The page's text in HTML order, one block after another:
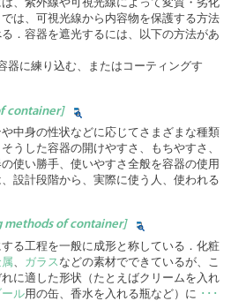
は、可視光線から内容物を保護する方法
る．容器を遮光するには、以下の方法があ
器に練り込む、またはコーティングす
container]
中身の性状などに応じてさまざまな種類
うした容器の開けやすさ、もちやすさ、
使い勝手、使いやすさ全般を容器の使用
設計段階から、実際に使う人、使われる
methods of container]
る工程を一般に成形と称している．化粧
、 ガラス などの素材でできているが、こ
に適した形状（たとえばクリームを入れ
ル用の缶、香水を入れる瓶など）に ･･･